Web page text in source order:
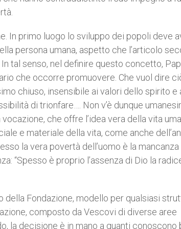
In primo luogo lo sviluppo dei popoli deve
persona umana, aspetto che l’articolo
In tal senso, nel definire questo concetto,
che occorre promuovere. Che vuol dire
chiuso, insensibile ai valori dello spirito e
di trionfare…. Non v’è dunque
che offre l’idea vera della vita
e materiale della vita, come anche
la vera povertà dell’uomo è la mancanza
“Spesso è proprio l’assenza di Dio la
Fondazione, modello per qualsiasi
composto da Vescovi di diverse aree
la decisione è in mano a quanti conoscono